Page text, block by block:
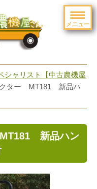
メニュー
シャリスト【中古農機屋
ター MT181 新品ハ
新品ハン